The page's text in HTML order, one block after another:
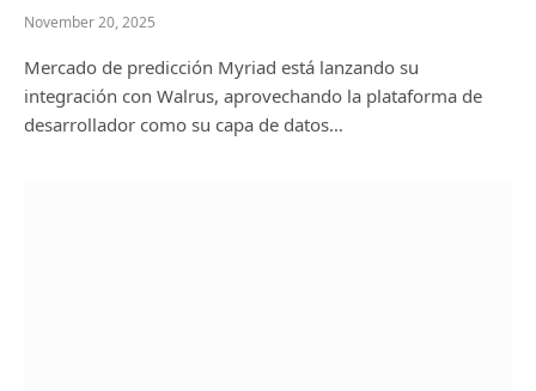
November 20, 2025
Mercado de predicción Myriad está lanzando su
integración con Walrus, aprovechando la plataforma de
desarrollador como su capa de datos…